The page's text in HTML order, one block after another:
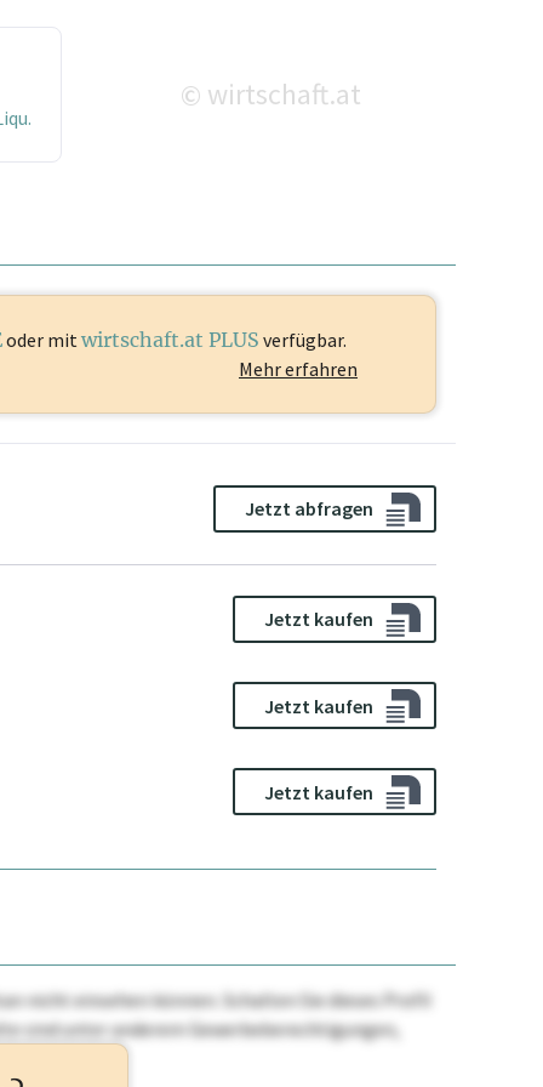
© wirtschaft.at
oder mit wirtschaft.at PLUS verfügbar.
Mehr erfahren
Jetzt abfragen
Jetzt kaufen
Jetzt kaufen
Jetzt kaufen
nicht einsehen können. Schalten Sie dieses Profil
sind unter anderem Gewerbeberechtigungen,